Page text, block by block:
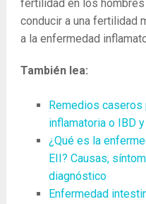
fertilidad en los
conducir a una fertilidad
a la enfermedad
También lea:
Remedios caseros
inflamatoria o IBD
¿Qué es la
EII? Causas,
diagnóstico
Enfermedad